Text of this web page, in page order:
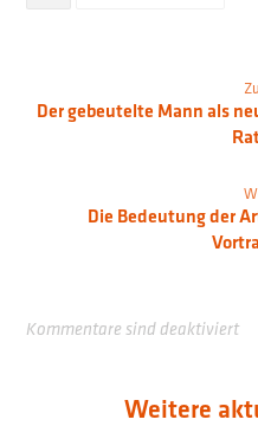
Der gebeutelte Mann als
Die Bedeutung der
Kommentare sind deaktiviert
Weitere